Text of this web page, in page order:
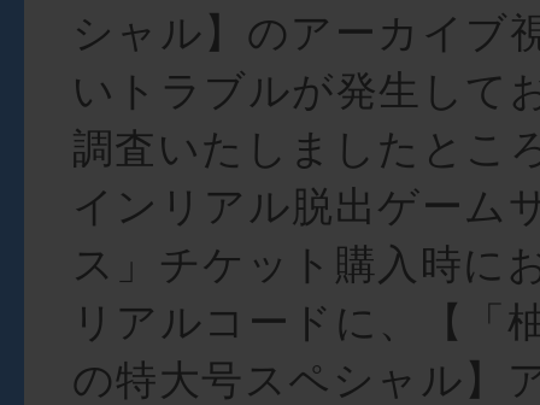
シャル】のアーカイブ
いトラブルが発生して
調査いたしましたとこ
インリアル脱出ゲーム
ス」チケット購入時に
リアルコードに、【「
の特大号スペシャル】